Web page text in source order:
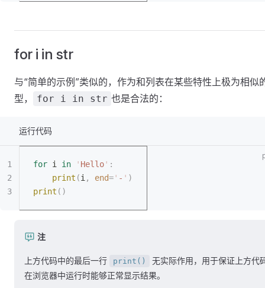
for i in str
与“简单的示例”类似的，作为和列表在某些特性上极为相似
型，
for i in str 也是合法的：
运行代码
for i in ' Hello' :
	print
(i , end=' - ' )
print ()
注
上方代码中的最后一行 print()
无实际作用，用于保证上方代
在浏览器中运行时能够正常显示结果。